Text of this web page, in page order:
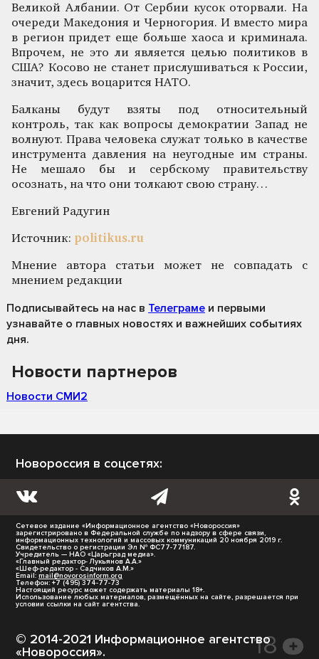
Великой Албании. От Сербии кусок оторвали. На
очереди Македония и Черногория. И вместо мира
в регион придет еще больше хаоса и криминала.
Впрочем, не это ли является целью политиков в
США? Косово не станет прислушиваться к России,
значит, здесь воцарится НАТО.
Балканы будут взяты под относительный
контроль, так как вопросы демократии Запад не
волнуют. Права человека служат только в качестве
инструмента давления на неугодные им страны.
Не мешало бы и сербскому правительству
осознать, на что они толкают свою страну…
Евгений Радугин
Источник: politikus.ru
Мнение автора статьи может не совпадать с
мнением редакции
Подписывайтесь на нас в Телеграме и первыми
узнавайте о главных новостях и важнейших событиях
дня.
Новости партнеров
Новости СМИ2
Новороссия в соцсетях:
Сетевое издание «Информационное агентство «Новороссия»
зарегистрировано в Федеральной службе по надзору в сфере связи,
информационных технологий и массовых коммуникаций 20 ноября 2019 г.
Свидетельство о регистрации Эл № ФС77-77187.
Учредитель — НАО «Царьград медиа».
«Главный редактор- Лукьянов А.А.»
«Шеф-редактор - Садчиков А.М.»
Email: mail@novorosinform.org
Телефон: +7 (495) 374-77-73
Настоящий ресурс может содержать материалы 18+.
Использование любых материалов, размещённых на сайте, разрешается при
условии ссылки на сайт агентства.
© 2014-2021 Информационное агентство
«Новороссия».